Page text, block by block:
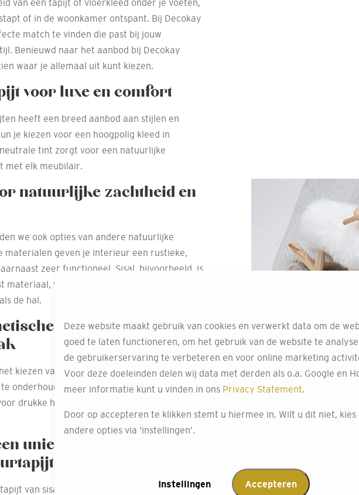
van een tapijt of vloerkleed onder je voeten,
of in de woonkamer ontspant. Bij Decokay
match te vinden die past bij jouw
Benieuwd naar het aanbod bij Decokay
waar je allemaal uit kunt kiezen.
voor luxe en comfort
heeft een breed aanbod aan stijlen en
je kiezen voor een hoogpolig kleed in
tint zorgt voor een natuurlijke
met elk meubilair.
natuurlijke zachtheid en
we ook opties van andere natuurlijke
materialen geven je interieur een rustieke,
zeer functioneel. Sisal, bijvoorbeeld, is
materiaal, wat het perfect geschikt maakt
de hal.
vezels voor
kiezen van materialen die niet alleen lang
onderhouden zijn. Onze synthetische tapijten
drukke huishoudens met kinderen of
unieke uitstraling? Ga
van sisal, kokos of zeegras, beschikbaar in
Deze website maakt gebruik van cookies en verwerkt data om de
goed te laten functioneren, om het gebruik van de website te
de gebruikerservaring te verbeteren en voor online marketing
Voor deze doeleinden delen wij data met derden als o.a. Google en
meer informatie kunt u vinden in ons Privacy Statement.
Door op accepteren te klikken stemt u hiermee in. Wilt u dit niet, kies
andere opties via ‘instellingen’.
Instellingen Accepteren